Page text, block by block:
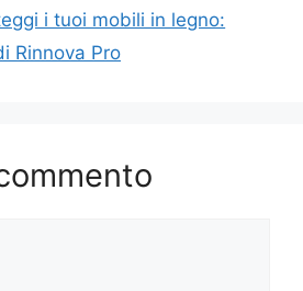
i tuoi mobili in legno:
Rinnova Pro